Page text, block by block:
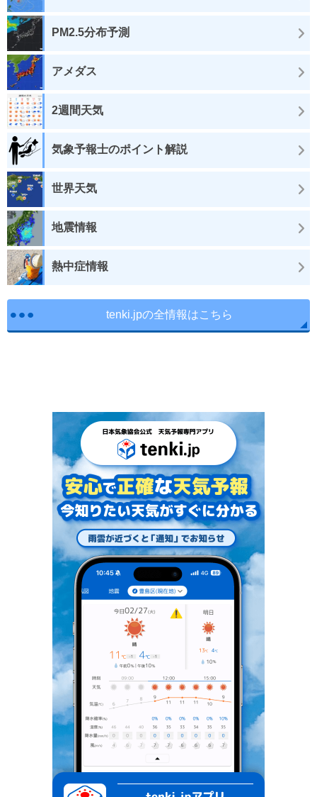
PM2.5分布予測
アメダス
2週間天気
気象予報士のポイント解説
世界天気
地震情報
熱中症情報
tenki.jpの全情報はこちら